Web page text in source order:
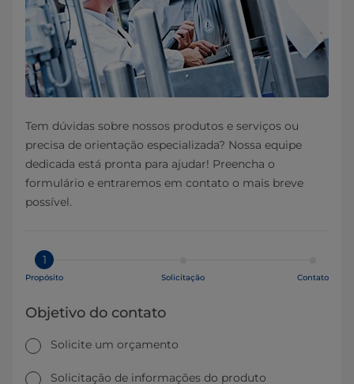
Tem dúvidas sobre nossos produtos e serviços ou
precisa de orientação especializada? Nossa equipe
dedicada está pronta para ajudar! Preencha o
formulário e entraremos em contato o mais breve
possível.
1
Propósito Solicitação Contato
Objetivo do contato
Solicite um orçamento
Solicitação de informações do produto